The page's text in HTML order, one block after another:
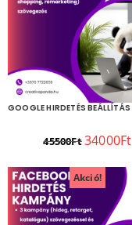
45500Ft34000Ft
Akció!